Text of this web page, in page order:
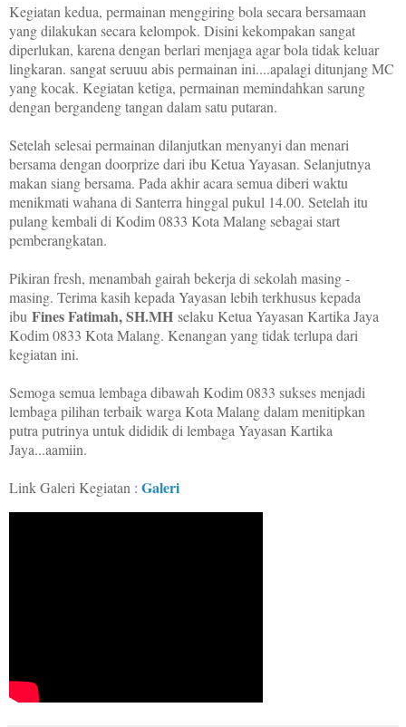
Kegiatan kedua, permainan menggiring bola secara bersamaan
yang dilakukan secara kelompok. Disini kekompakan sangat
diperlukan, karena dengan berlari menjaga agar bola tidak keluar
lingkaran. sangat seruuu abis permainan ini....apalagi ditunjang MC
yang kocak. Kegiatan ketiga, permainan memindahkan sarung
dengan bergandeng tangan dalam satu putaran.
Setelah selesai permainan dilanjutkan menyanyi dan menari
bersama dengan doorprize dari ibu Ketua Yayasan. Selanjutnya
makan siang bersama. Pada akhir acara semua diberi waktu
menikmati wahana di Santerra hinggal pukul 14.00. Setelah itu
pulang kembali di Kodim 0833 Kota Malang sebagai start
pemberangkatan.
Pikiran fresh, menambah gairah bekerja di sekolah masing -
masing. Terima kasih kepada Yayasan lebih terkhusus kepada
ibu Fines Fatimah, SH.MH selaku Ketua Yayasan Kartika Jaya
Kodim 0833 Kota Malang. Kenangan yang tidak terlupa dari
kegiatan ini.
Semoga semua lembaga dibawah Kodim 0833 sukses menjadi
lembaga pilihan terbaik warga Kota Malang dalam menitipkan
putra putrinya untuk dididik di lembaga Yayasan Kartika
Jaya...aamiin.
Link Galeri Kegiatan : Galeri